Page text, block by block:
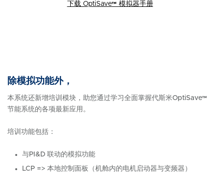
下载 OptiSave™ 模拟器手册
除模拟功能外，
本系统还新增培训模块，助您通过学习全面掌握代斯米OptiSave™
节能系统的各项最新应用。
培训功能包括：
与PI&D 联动的模拟功能
LCP => 本地控制面板（机舱内的电机启动器与变频器）